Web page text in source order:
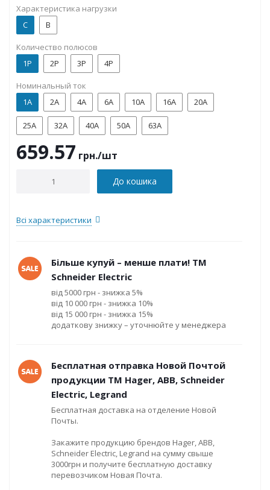
Характеристика нагрузки
C
B
Количество полюсов
1P
2P 3P 4P
Номинальный ток
1А
2А 4А 6А 10А 16А 20А
25А 32А 40А 50А 63А
659.57 грн./шт
До кошика
Всі характеристики
Більше купуй – менше плати! ТМ
Schneider Electric
від 5000 грн - знижка 5%
від 10 000 грн - знижка 10%
від 15 000 грн - знижка 15%
додаткову знижку – уточнюйте у менеджера
Бесплатная отправка Новой Почтой
продукции ТМ Hager, ABB, Schneider
Electric, Legrand
Бесплатная доставка на отделение Новой
Почты.
Закажите продукцию брендов Hager, ABB,
Schneider Electric, Legrand на сумму свыше
3000грн и получите бесплатную доставку
перевозчиком Новая Почта.